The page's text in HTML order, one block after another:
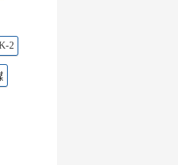
2